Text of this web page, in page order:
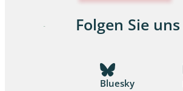
Folgen Sie uns
Bluesky